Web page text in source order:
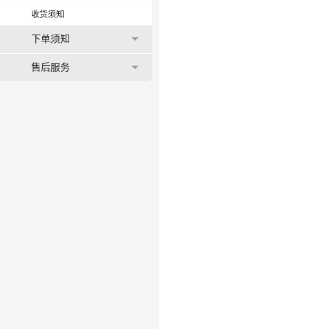
收货须知
下单须知
售后服务